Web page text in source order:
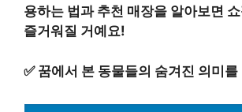
용하는 법과 추천 매장을 알아보면
즐거워질 거예요!
✅ 꿈에서 본 동물들의 숨겨진 의미